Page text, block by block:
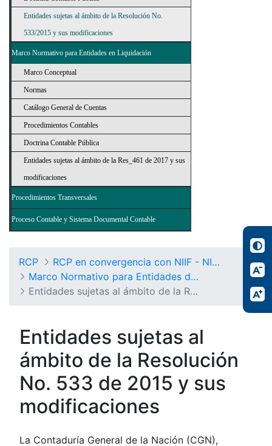
Entidades sujetas al ámbito de la Resolución No.
533/2015 y sus modificaciones
Marco Normativo para Entidades en Liquidación
Marco Conceptual
Normas
Catálogo General de Cuentas
Procedimientos Contables
Doctrina Contable Pública
Entidades sujetas al ámbito de la Res_461 de 2017 y sus
modificaciones
Procedimientos Transversales
Proceso Contable y Sistema Documental Contable
RCP
RCP en convergencia con NIIF - NICSP
Marco Normativo para Entidades de Gobierno
Entidades sujetas al ámbito de la Resolución No. 533/2015 y sus modificaciones
Entidades sujetas al
ámbito de la Resolución
No. 533 de 2015 y sus
modificaciones
La Contaduría General de la Nación (CGN),